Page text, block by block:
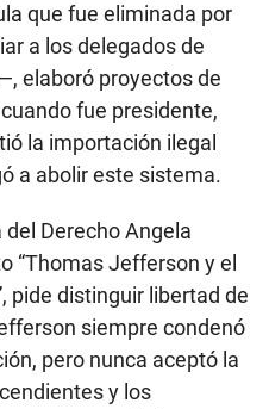
que fue eliminada por
a los delegados de
elaboró proyectos de
fue presidente,
la importación ilegal
a abolir este sistema.
Derecho Angela
“Thomas Jefferson y el
pide distinguir libertad de
siempre condenó
pero nunca aceptó la
y los